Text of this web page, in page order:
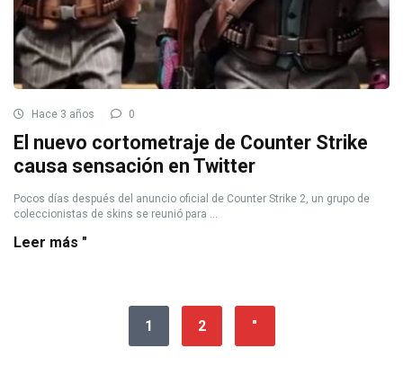
Hace 3 años 0
El nuevo cortometraje de Counter Strike
causa sensación en Twitter
Pocos días después del anuncio oficial de Counter Strike 2, un grupo de
coleccionistas de skins se reunió para ...
Leer más "
1 2 "